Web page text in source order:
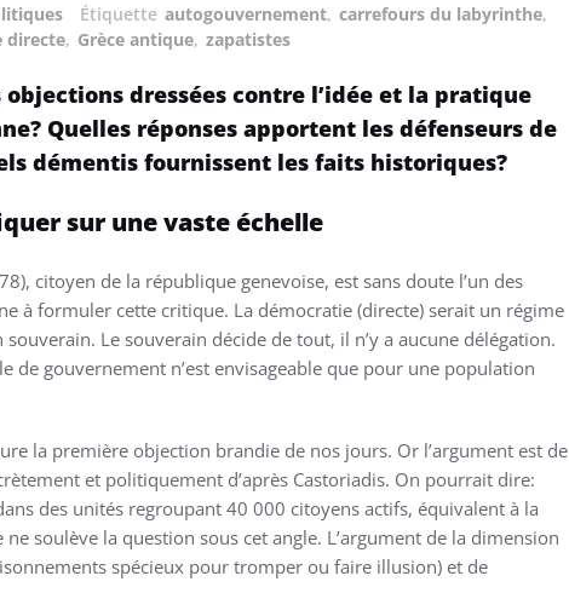
Étiquette autogouvernement, carrefours du labyrinthe,
directe, Grèce antique, zapatistes
dressées contre l’idée et la pratique
Quelles réponses apportent les défenseurs de
démentis fournissent les faits historiques?
sur une vaste échelle
citoyen de la république genevoise, est sans doute l’un des
à formuler cette critique. La démocratie (directe) serait un régime
Le souverain décide de tout, il n’y a aucune délégation.
de gouvernement n’est envisageable que pour une population
la première objection brandie de nos jours. Or l’argument est de
et politiquement d’après Castoriadis. On pourrait dire:
des unités regroupant 40 000 citoyens actifs, équivalent à la
soulève la question sous cet angle. L’argument de la dimension
spécieux pour tromper ou faire illusion) et de